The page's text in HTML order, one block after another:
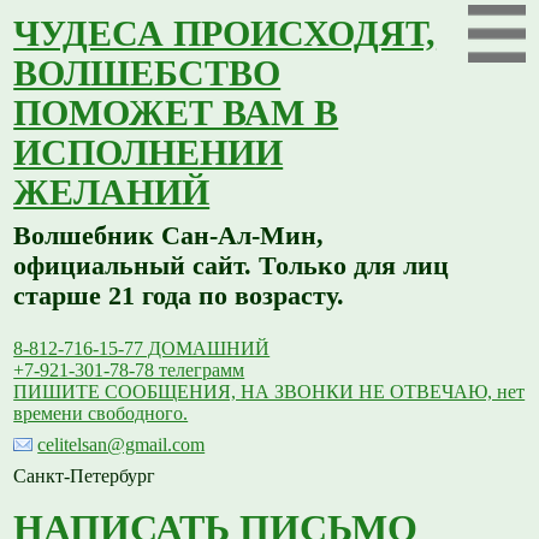
ЧУДЕСА ПРОИСХОДЯТ,
ВОЛШЕБСТВО
ПОМОЖЕТ ВАМ В
ИСПОЛНЕНИИ
ЖЕЛАНИЙ
Волшебник Сан-Ал-Мин,
официальный сайт. Только для лиц
старше 21 года по возрасту.
8-812-716-15-77 ДОМАШНИЙ
+7-921-301-78-78 телеграмм
ПИШИТЕ СООБЩЕНИЯ, НА ЗВОНКИ НЕ ОТВЕЧАЮ, нет
времени свободного.
celitelsan@gmail.com
Санкт-Петербург
НАПИСАТЬ ПИСЬМО